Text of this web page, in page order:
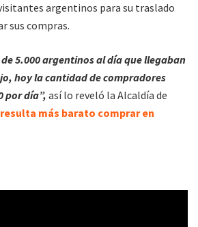
argentinos para su traslado
sus compras.
5.000 argentinos al día que llegaban
hoy la cantidad de compradores
por día”, así lo reveló la Alcaldía de
más barato comprar en